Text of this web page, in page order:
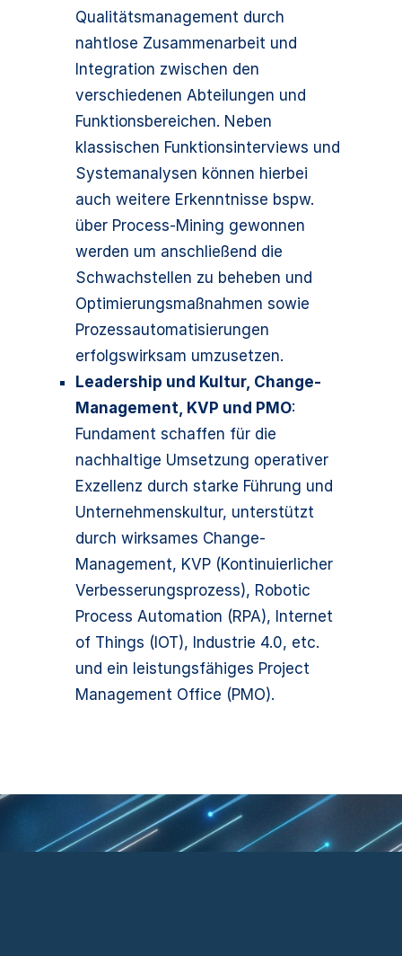
Qualitätsmanagement durch
nahtlose Zusammenarbeit und
Integration zwischen den
verschiedenen Abteilungen und
Funktionsbereichen. Neben
klassischen Funktionsinterviews und
Systemanalysen können hierbei
auch weitere Erkenntnisse bspw.
über Process-Mining gewonnen
werden um anschließend die
Schwachstellen zu beheben und
Optimierungsmaßnahmen sowie
Prozessautomatisierungen
erfolgswirksam umzusetzen.
Leadership und Kultur, Change-
Management, KVP und PMO:
Fundament schaffen für die
nachhaltige Umsetzung operativer
Exzellenz durch starke Führung und
Unternehmenskultur, unterstützt
durch wirksames Change-
Management, KVP (Kontinuierlicher
Verbesserungsprozess), Robotic
Process Automation (RPA), Internet
of Things (IOT), Industrie 4.0, etc.
und ein leistungsfähiges Project
Management Office (PMO).